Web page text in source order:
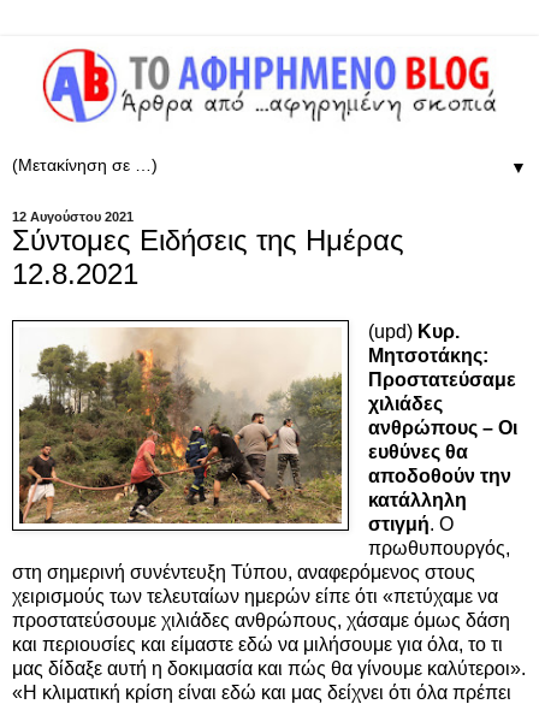
▼
12 Αυγούστου 2021
Σύντομες Ειδήσεις της Ημέρας
12.8.2021
(upd) Κυρ.
Μητσοτάκης:
Προστατεύσαμε
χιλιάδες
ανθρώπους – Οι
ευθύνες θα
αποδοθούν την
κατάλληλη
στιγμή. O
πρωθυπουργός,
στη σημερινή συνέντευξη Τύπου, αναφερόμενος στους
χειρισμούς των τελευταίων ημερών είπε ότι «πετύχαμε να
προστατεύσουμε χιλιάδες ανθρώπους, χάσαμε όμως δάση
και περιουσίες και είμαστε εδώ να μιλήσουμε για όλα, το τι
μας δίδαξε αυτή η δοκιμασία και πώς θα γίνουμε καλύτεροι».
«Η κλιματική κρίση είναι εδώ και μας δείχνει ότι όλα πρέπει